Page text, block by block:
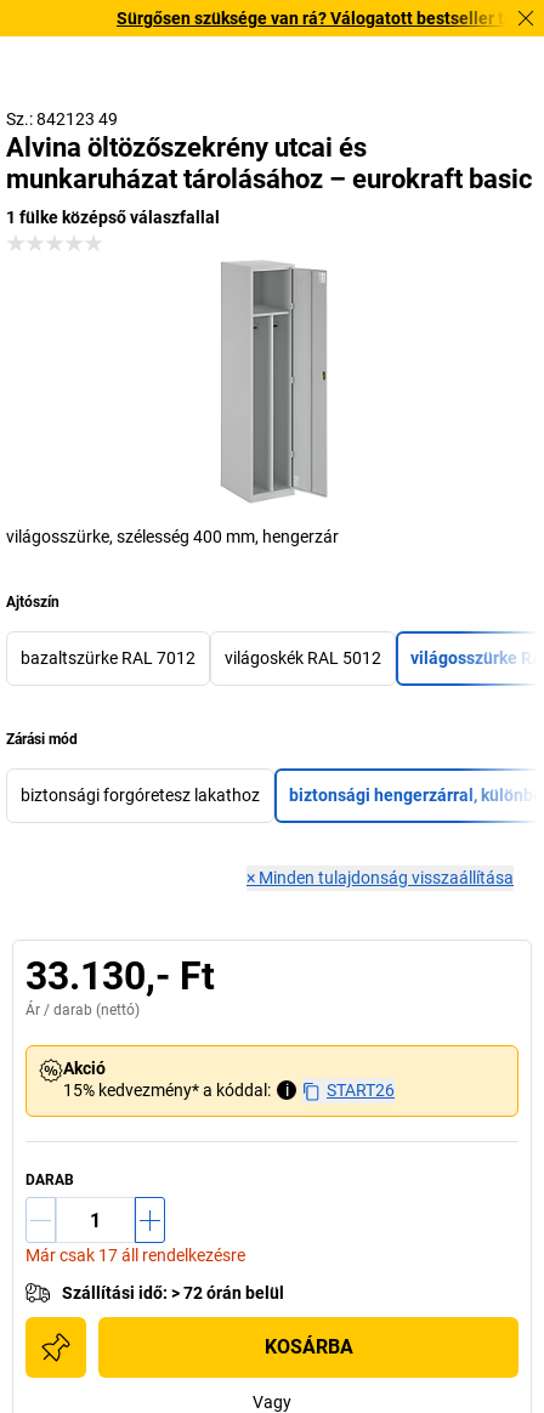
Sürgősen szüksége van rá? Válogatott bestseller
Sz.: 842123 49
Alvina öltözőszekrény utcai és
munkaruházat tárolásához – eurokraft basic
1 fülke középső válaszfallal
világosszürke, szélesség 400 mm, hengerzár
Ajtószín
bazaltszürke RAL 7012 világoskék RAL 5012 világosszürke
Zárási mód
biztonsági forgóretesz lakathoz biztonsági hengerzárral,
× Minden tulajdonság visszaállítása
33.130,- Ft
Ár / darab (nettó)
Akció
15% kedvezmény* a kóddal:
i START26
DARAB
Már csak 17 áll rendelkezésre
Szállítási idő: > 72 órán belül
KOSÁRBA
Vagy